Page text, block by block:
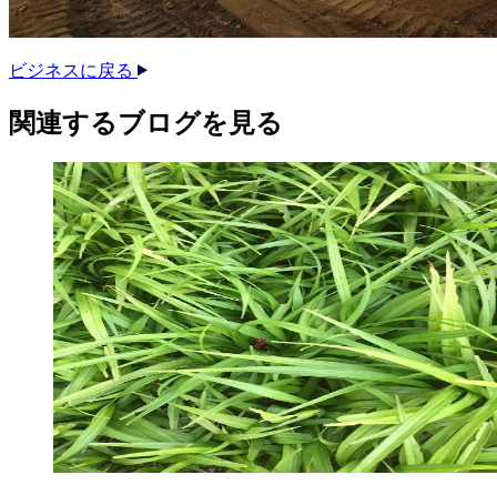
ビジネスに戻る
関連する​ブログを​見る​